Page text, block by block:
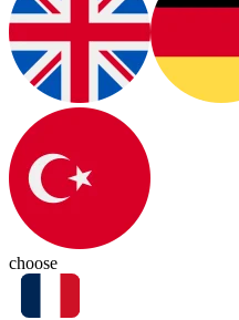
choose